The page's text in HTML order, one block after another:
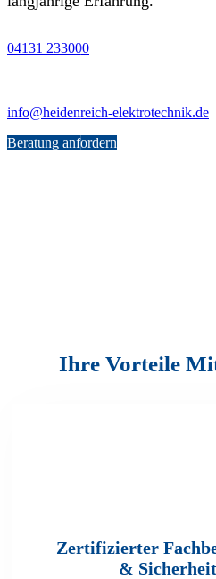
04131 233000
info@heidenreich-elektrotechnik.de
Beratung anfordern
Ihre Vorteile
Zertifizierter
&